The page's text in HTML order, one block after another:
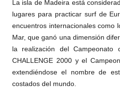
La isla de Madeira está
lugares para practicar surf de
encuentros internacionales como
Mar, que ganó una dimensión
la realización del Campeonato
CHALLENGE 2000 y el
extendiéndose el nombre de
costados del mundo.